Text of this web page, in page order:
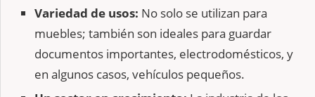
Variedad de usos: No solo se utilizan para
muebles; también son ideales para guardar
documentos importantes, electrodomésticos, y
en algunos casos, vehículos pequeños.